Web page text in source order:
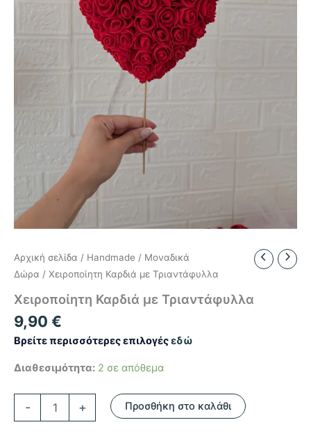
Αρχική σελίδα / Handmade / Μοναδικά
Δώρα / Χειροποίητη Καρδιά με Τριαντάφυλλα
Χειροποίητη Καρδιά με Τριαντάφυλλα
9,90 €
Βρείτε περισσότερες επιλογέςεδώ
Διαθεσιμότητα: 2 σε απόθεμα
- + Προσθήκη στο καλάθι